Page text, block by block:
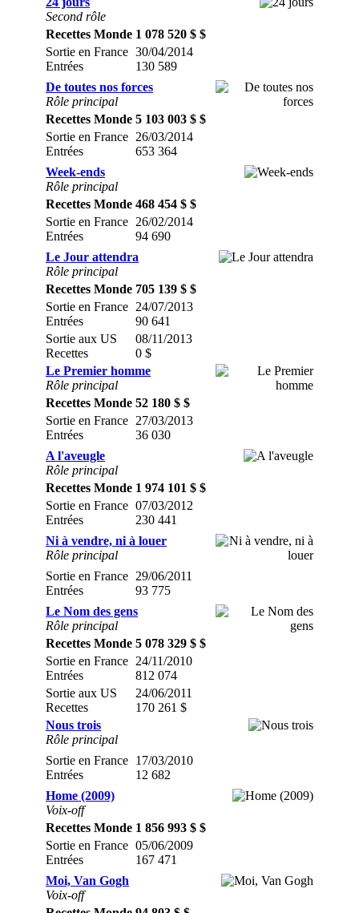
Second rôle
Recettes Monde 1 078 520 $ $
Sortie en France
Entrées
30/04/2014
130 589
De toutes nos forces
Rôle principal
Recettes Monde 5 103 003 $ $
Sortie en France
Entrées
26/03/2014
653 364
Week-ends
Rôle principal
Recettes Monde 468 454 $ $
Sortie en France
Entrées
26/02/2014
94 690
Le Jour attendra
Rôle principal
Recettes Monde 705 139 $ $
Sortie en France
Entrées
24/07/2013
90 641
Sortie aux US
Recettes
08/11/2013
0 $
Le Premier homme
Rôle principal
Recettes Monde 52 180 $ $
Sortie en France
Entrées
27/03/2013
36 030
A l'aveugle
Rôle principal
Recettes Monde 1 974 101 $ $
Sortie en France
Entrées
07/03/2012
230 441
Ni à vendre, ni à louer
Rôle principal
Sortie en France
Entrées
29/06/2011
93 775
Le Nom des gens
Rôle principal
Recettes Monde 5 078 329 $ $
Sortie en France
Entrées
24/11/2010
812 074
Sortie aux US
Recettes
24/06/2011
170 261 $
Nous trois
Rôle principal
Sortie en France
Entrées
17/03/2010
12 682
Home (2009)
Voix-off
Recettes Monde 1 856 993 $ $
Sortie en France
Entrées
05/06/2009
167 471
Moi, Van Gogh
Voix-off